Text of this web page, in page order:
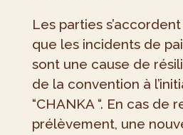
Les parties
que les incidents de
sont une cause de
de la convention à
“CHANKA “. En cas de
prélèvement, une